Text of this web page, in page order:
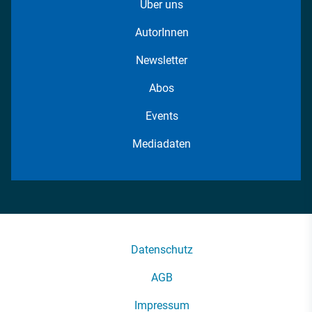
Über uns
AutorInnen
Newsletter
Abos
Events
Mediadaten
Datenschutz
AGB
Impressum